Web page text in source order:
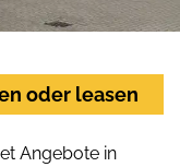
oder leasen
Angebote in